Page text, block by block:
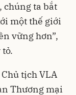
chúng ta bắt
một thế giới
vững hơn”,
tịch VLA
Thương mại